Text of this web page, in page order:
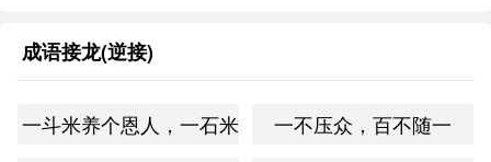
成语接龙(逆接)
一斗米养个恩人，一石米养个仇人一不压众，百不随一